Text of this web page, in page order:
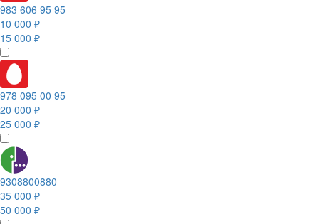
983 606 95 95
10 000 ₽
15 000 ₽
978 095 00 95
20 000 ₽
25 000 ₽
9308800880
35 000 ₽
50 000 ₽